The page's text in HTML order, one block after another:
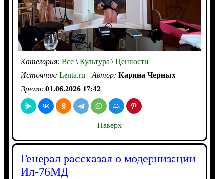
Категория: Все\Культура \Ценности
Источник: Lenta.ru Автор: Карина Черных
Время: 01.06.2026 17:42
Наверх
Генерал рассказал о модернизации
Ил-76МД